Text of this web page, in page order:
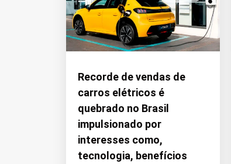
Recorde de vendas de
carros elétricos é
quebrado no Brasil
impulsionado por
interesses como,
tecnologia, benefícios